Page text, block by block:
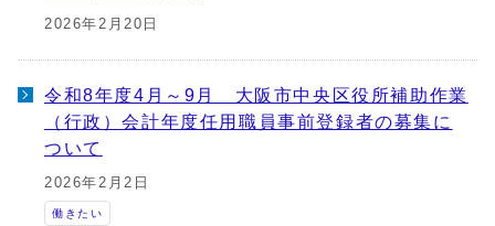
2026年2月20日
令和8年度4月～9月 大阪市中央区役所補助作業
（行政）会計年度任用職員事前登録者の募集に
ついて
2026年2月2日
働きたい